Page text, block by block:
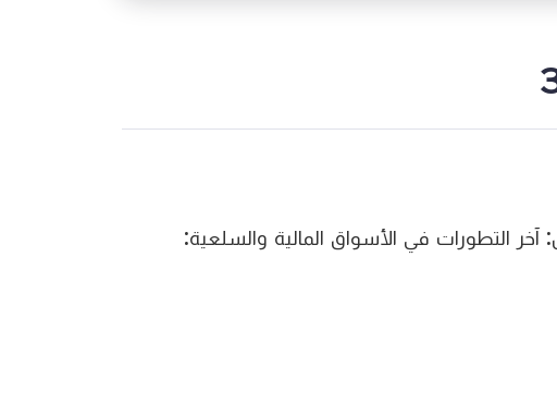
التطورات في الأسواق المالية والسلعية: